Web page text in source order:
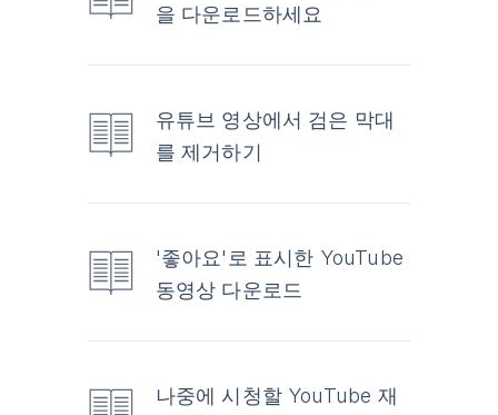
을 다운로드하세요
유튜브 영상에서 검은 막대
를 제거하기
'좋아요'로 표시한 YouTube
동영상 다운로드
나중에 시청할 YouTube 재